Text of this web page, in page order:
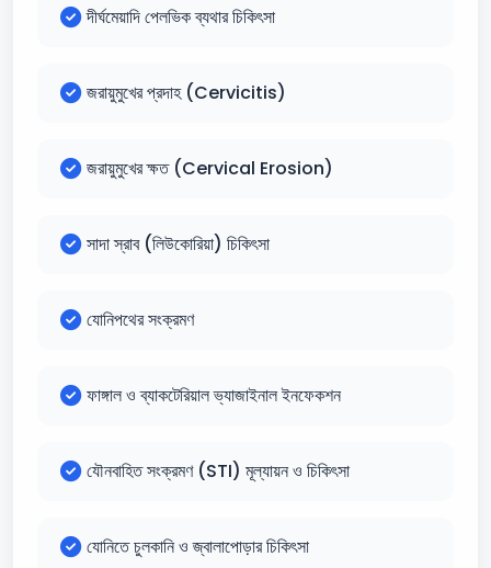
দীর্ঘমেয়াদি পেলভিক ব্যথার চিকিৎসা
জরায়ুমুখের প্রদাহ (Cervicitis)
জরায়ুমুখের ক্ষত (Cervical Erosion)
সাদা স্রাব (লিউকোরিয়া) চিকিৎসা
যোনিপথের সংক্রমণ
ফাঙ্গাল ও ব্যাকটেরিয়াল ভ্যাজাইনাল ইনফেকশন
যৌনবাহিত সংক্রমণ (STI) মূল্যায়ন ও চিকিৎসা
যোনিতে চুলকানি ও জ্বালাপোড়ার চিকিৎসা